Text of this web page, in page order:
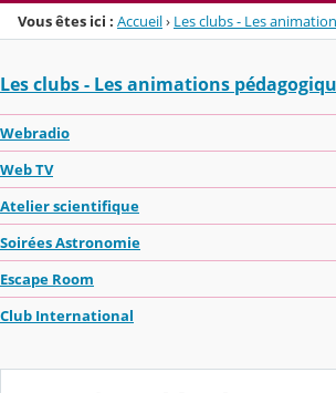
Vous êtes ici : Accueil› Les clubs - Les
Les clubs - Les animations
Webradio
Web TV
Atelier scientifique
Soirées Astronomie
Escape Room
Club International